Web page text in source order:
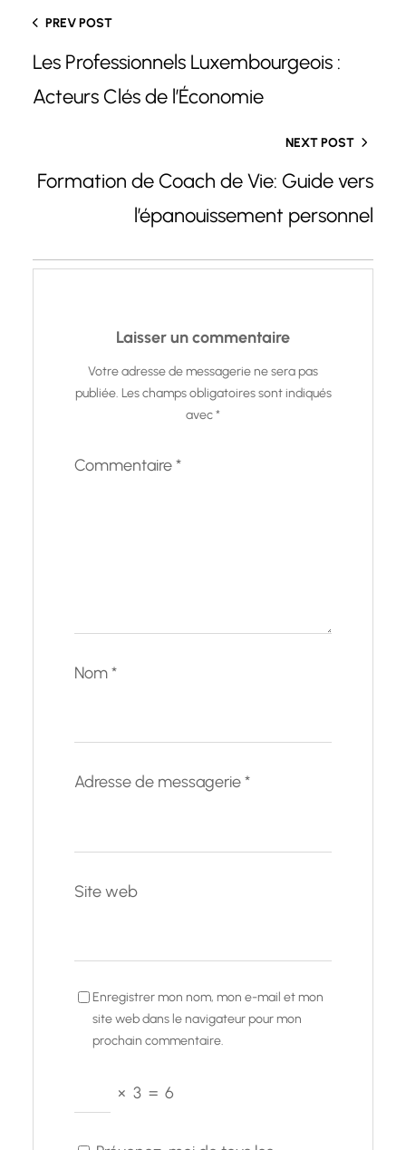
PREV POST
Les Professionnels Luxembourgeois :
Acteurs Clés de l’Économie
NEXT POST
Formation de Coach de Vie: Guide vers
l’épanouissement personnel
Laisser un commentaire
Votre adresse de messagerie ne sera pas
publiée. Les champs obligatoires sont indiqués
avec*
Commentaire*
Nom*
Adresse de messagerie*
Site web
Enregistrer mon nom, mon e-mail et mon
site web dans le navigateur pour mon
prochain commentaire.
× 3 = 6